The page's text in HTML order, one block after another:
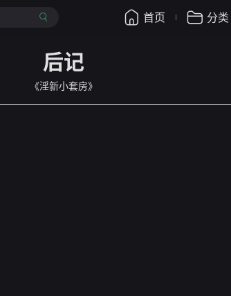
首页 分类
后记
《淫新小套房》